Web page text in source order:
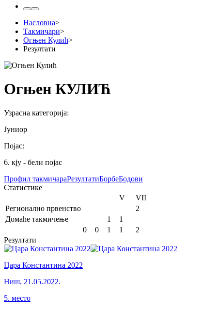
Насловна>
Такмичари>
Огњен Кулић>
Резултати
Огњен КУЛИЋ
Узрасна категорија:
Јуниор
Појас:
6. кју - бели појас
Профил такмичараРезултатиБорбеБодови
Статистике
V
VII
Регионално првенство
2
Домаће такмичење
1
1
0
0 1 1
2
Резултати
Цара Константина 2022
Ниш, 21.05.2022.
5. место